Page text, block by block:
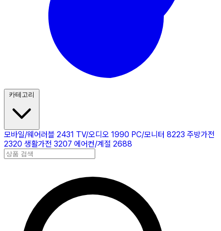
카테고리
모바일/웨어러블 2431 TV/오디오 1990 PC/모니터 8223 주방가전
2320 생활가전 3207 에어컨/계절 2688